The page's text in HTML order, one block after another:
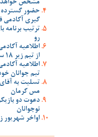
مشخص
حضور گسترده
گیری آکادمی
ترتیب
رو
اطلاعیه
از تیم زیر 18 ساله های خود
اطلاعیه
تیم جوانان
تسلیت به
مس کرمان
دعوت دو
نوجوانان
اواخر